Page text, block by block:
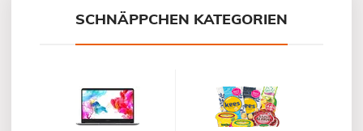
SCHNÄPPCHEN KATEGORIEN